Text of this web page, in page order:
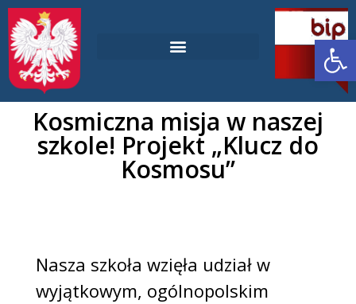
Kosmiczna misja w naszej
szkole! Projekt „Klucz do
Kosmosu”
Nasza szkoła wzięła udział w
wyjątkowym, ogólnopolskim